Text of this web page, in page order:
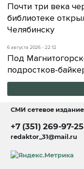
Почти три века
библиотеке
Челябинску
6 августа 2026 - 22:12
Под
подростков-
СМИ сетевое
+7 (351) 269-97-25
redaktor_31@mail.ru